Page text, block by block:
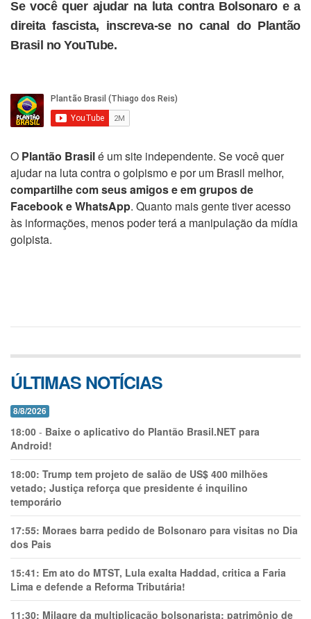
Se você quer ajudar na luta contra Bolsonaro e a
direita fascista, inscreva-se no canal do Plantão
Brasil no YouTube.
O Plantão Brasilé um site independente. Se você quer
ajudar na luta contra o golpismo e por um Brasil melhor,
compartilhe com seus amigos e em grupos de
Facebook e WhatsApp. Quanto mais gente tiver acesso
às informações, menos poder terá a manipulação da mídia
golpista.
ÚLTIMAS NOTÍCIAS
8/8/2026
18:00 - Baixe o aplicativo do Plantão Brasil.NET para
Android!
18:00: Trump tem projeto de salão de US$ 400 milhões
vetado; Justiça reforça que presidente é inquilino
temporário
17:55: Moraes barra pedido de Bolsonaro para visitas no Dia
dos Pais
15:41: Em ato do MTST, Lula exalta Haddad, critica a Faria
Lima e defende a Reforma Tributária!
11:30: Milagre da multiplicação bolsonarista: patrimônio de